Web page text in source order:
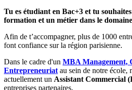
Tu es étudiant en Bac+3 et tu
formation et un métier dans le
Afin de t’accompagner, plus de 1000
font confiance sur la région parisienne.
Dans le cadre d'un MBA Management,
Entrepreneuriat au sein de notre école,
actuellement un Assistant Commercial
entreprises partenaires.